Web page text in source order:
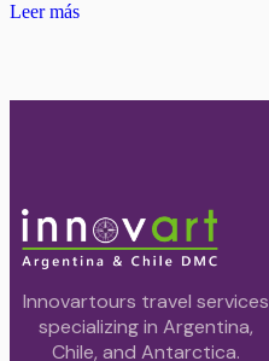
Leer más
Innovartours travel services
specializing in Argentina,
Chile, and Antarctica.